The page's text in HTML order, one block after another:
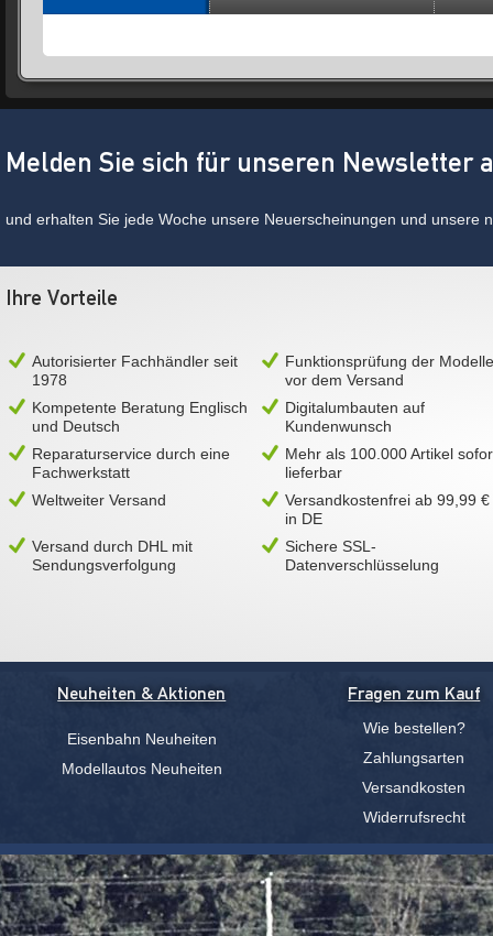
Melden Sie sich für unseren Newsletter
und erhalten Sie jede Woche unsere Neuerscheinungen und unsere
Ihre Vorteile
Autorisierter Fachhändler seit
1978
Funktionsprüfung der Modelle
vor dem Versand
Kompetente Beratung Englisch
und Deutsch
Digitalumbauten auf
Kundenwunsch
Reparaturservice durch eine
Fachwerkstatt
Mehr als 100.000 Artikel
lieferbar
Weltweiter Versand
Versandkostenfrei ab 99,99 €
in DE
Versand durch DHL mit
Sendungsverfolgung
Sichere SSL-
Datenverschlüsselung
Neuheiten & Aktionen
Eisenbahn Neuheiten
Modellautos Neuheiten
Fragen zum Kauf
Wie bestellen?
Zahlungsarten
Versandkosten
Widerrufsrecht